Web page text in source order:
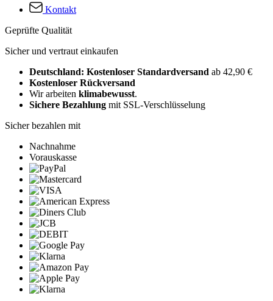
Kontakt
Geprüfte Qualität
Sicher und vertraut einkaufen
Deutschland: Kostenloser Standardversand ab 42,90 €
Kostenloser Rückversand
Wir arbeiten klimabewusst.
Sichere Bezahlung mit SSL-Verschlüsselung
Sicher bezahlen mit
Nachnahme
Vorauskasse